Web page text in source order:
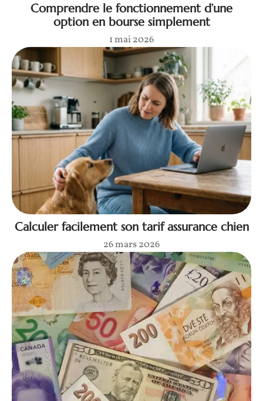
Comprendre le fonctionnement d’une
option en bourse simplement
1 mai 2026
Calculer facilement son tarif assurance chien
26 mars 2026